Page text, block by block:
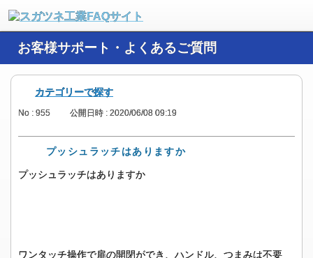
お客様サポート・よくあるご質問
カテゴリーで探す
No : 955 公開日時 : 2020/06/08 09:19
プッシュラッチはありますか
プッシュラッチはありますか
ワンタッチ操作で扉の開閉ができ、ハンドル、つまみは不要